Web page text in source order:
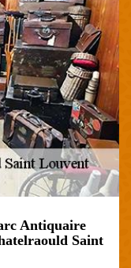
Antiquaire
Saint